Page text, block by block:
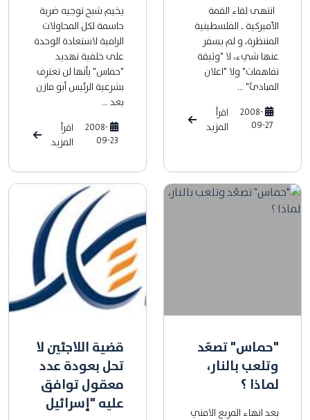
انتهى لقاء القمة
الأميركية ــ الفلسطينية
المنتظرة، و لم يسفر
عنها شيء، لا "وثيقة
تفاهمات" ولا "اعلان
المبادئ" ...
2008-
09-27
اقرأ
المزيد
يخيم شبح توجيه ضربة
حاسمة لكل المحاولات
الرامية لاستعادة الوحدة
على خلفية تهديد
"حماس" بأنها لن تعترف
بشرعية الرئيس أبو مازن
بعد ...
2008-
09-23
اقرأ
المزيد
"حماس" تصعّد
وتلعب بالنار،
لماذا ؟
بعد انهاء المربع الامني
قضية اللاجئين لا
تحل بعودة عدد
معقول توافق
عليه "إسرائيل